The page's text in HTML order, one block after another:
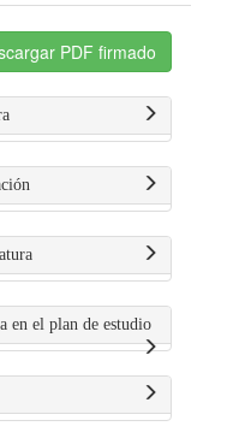
PDF firmado
en el plan de estudio